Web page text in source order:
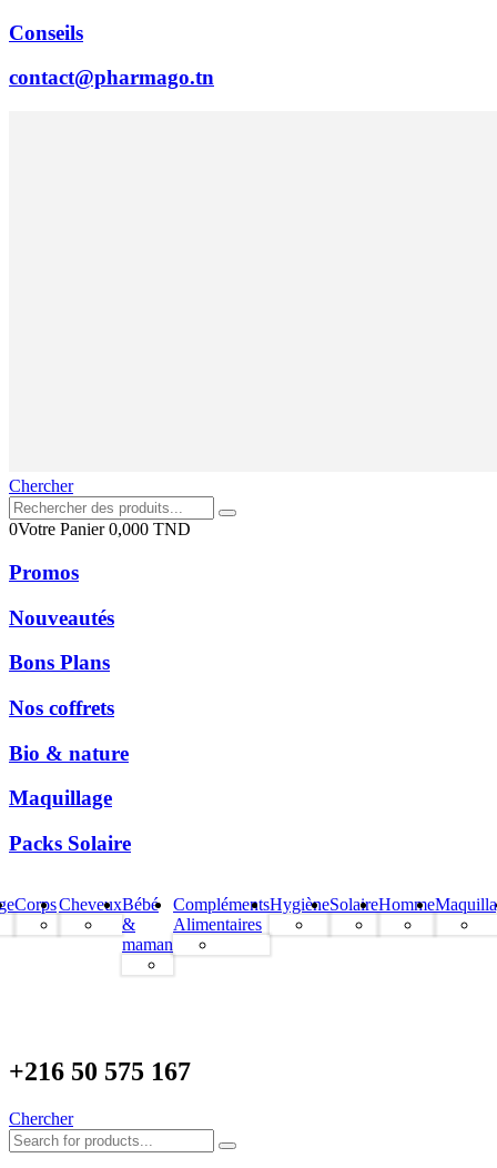
Conseils
contact@pharmago.tn
Chercher
0Votre Panier0,000 TND
Promos
Nouveautés
Bons Plans
Nos coffrets
Bio & nature
Maquillage
Packs Solaire
CorpsCheveuxBébé
&
maman
Compléments
Alimentaires
HygièneSolaireHomme
+216 50 575 167
Chercher